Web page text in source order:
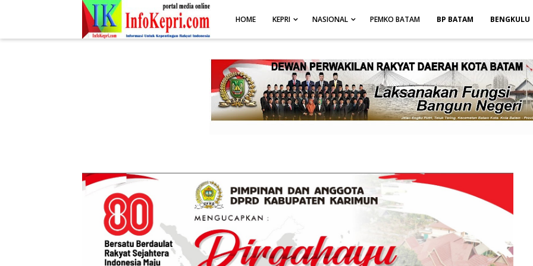
.post-body img { display: block; margin: 0 auto; max-width: 100%; height: auto; }
HOME KEPRI NASIONAL PEMKO BATAM BP BATAM BENGKULU